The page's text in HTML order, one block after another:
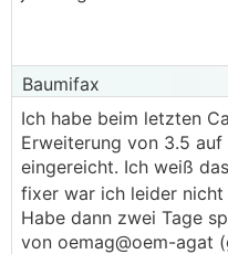
Baumifax
Ich habe beim letzten
Erweiterung von 3.5 auf
eingereicht. Ich weiß
fixer war ich leider nicht
Habe dann zwei Tage
von oemag@oem-agat